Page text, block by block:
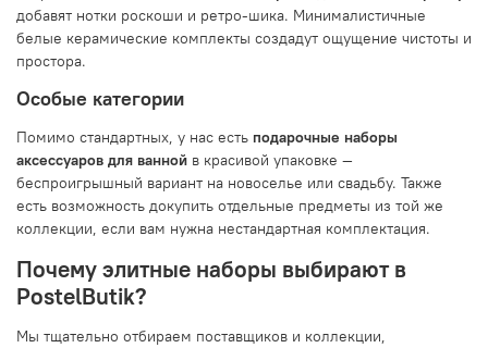
добавят нотки роскоши и ретро-шика. Минималистичные
белые керамические комплекты создадут ощущение чистоты и
простора.
Особые категории
Помимо стандартных, у нас есть подарочные наборы
аксессуаров для ванной в красивой упаковке —
беспроигрышный вариант на новоселье или свадьбу. Также
есть возможность докупить отдельные предметы из той же
коллекции, если вам нужна нестандартная комплектация.
Почему элитные наборы выбирают в
PostelButik?
Мы тщательно отбираем поставщиков и коллекции,